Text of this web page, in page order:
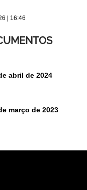
| 16:46
abril de 2024
março de 2023